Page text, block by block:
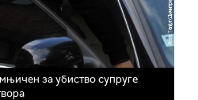
за убиство супруге